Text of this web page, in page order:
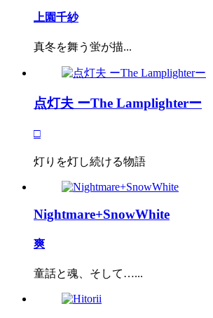
上園千紗
真冬を舞う蛍が描...
点灯夫 ーThe Lamplighterー
□
灯りを灯し続ける物語
Nightmare+SnowWhite
爽
童話と魂、そして…...